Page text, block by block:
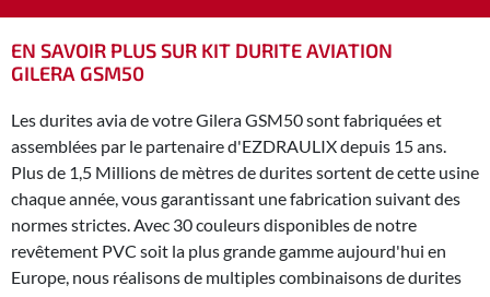
EN SAVOIR PLUS SUR KIT DURITE AVIATION
GILERA GSM50
Les durites avia de votre Gilera GSM50 sont fabriquées et
assemblées par le partenaire d'EZDRAULIX depuis 15 ans.
Plus de 1,5 Millions de mètres de durites sortent de cette usine
chaque année, vous garantissant une fabrication suivant des
normes strictes. Avec 30 couleurs disponibles de notre
revêtement PVC soit la plus grande gamme aujourd'hui en
Europe, nous réalisons de multiples combinaisons de durites